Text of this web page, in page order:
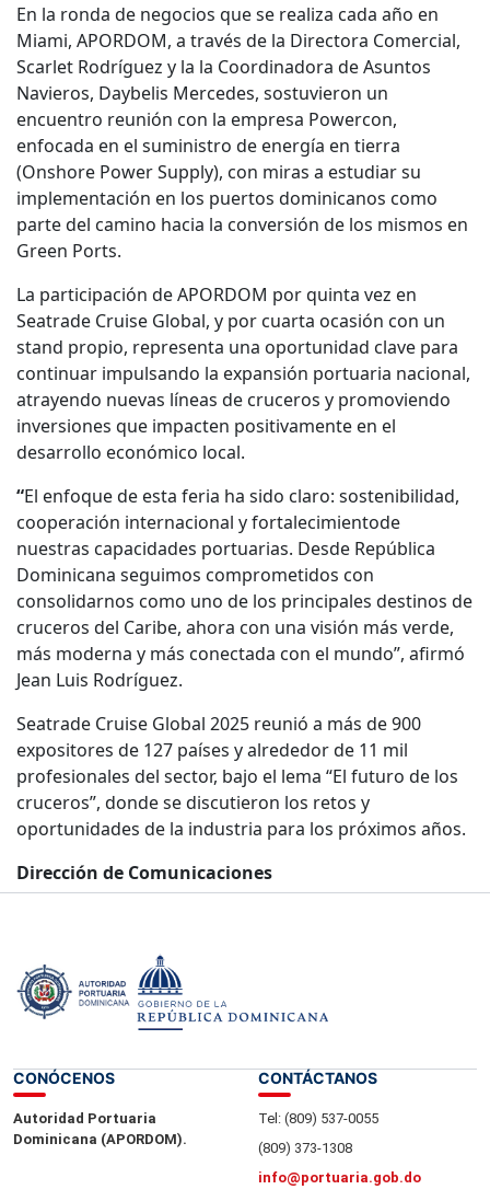
En la ronda de negocios que se realiza cada año en
Miami, APORDOM, a través de la Directora Comercial,
Scarlet Rodríguez y la la Coordinadora de Asuntos
Navieros, Daybelis Mercedes, sostuvieron un
encuentro reunión con la empresa Powercon,
enfocada en el suministro de energía en tierra
(Onshore Power Supply), con miras a estudiar su
implementación en los puertos dominicanos como
parte del camino hacia la conversión de los mismos en
Green Ports.
La participación de APORDOM por quinta vez en
Seatrade Cruise Global, y por cuarta ocasión con un
stand propio, representa una oportunidad clave para
continuar impulsando la expansión portuaria nacional,
atrayendo nuevas líneas de cruceros y promoviendo
inversiones que impacten positivamente en el
desarrollo económico local.
“El enfoque de esta feria ha sido claro: sostenibilidad,
cooperación internacional y fortalecimientode
nuestras capacidades portuarias. Desde República
Dominicana seguimos comprometidos con
consolidarnos como uno de los principales destinos de
cruceros del Caribe, ahora con una visión más verde,
más moderna y más conectada con el mundo”, afirmó
Jean Luis Rodríguez.
Seatrade Cruise Global 2025 reunió a más de 900
expositores de 127 países y alrededor de 11 mil
profesionales del sector, bajo el lema “El futuro de los
cruceros”, donde se discutieron los retos y
oportunidades de la industria para los próximos años.
Dirección de Comunicaciones
CONÓCENOS
Autoridad Portuaria
Dominicana (APORDOM).
CONTÁCTANOS
Tel: (809) 537-0055
(809) 373-1308
info@portuaria.gob.do